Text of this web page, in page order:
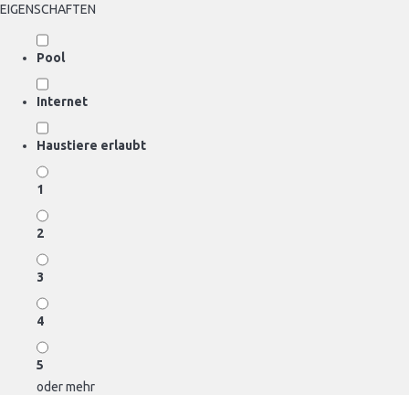
EIGENSCHAFTEN
Pool
Internet
Haustiere erlaubt
1
2
3
4
5
oder mehr